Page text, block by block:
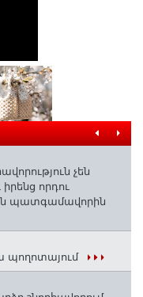
չեն
որդու
պատգամավորին
պողոտայում